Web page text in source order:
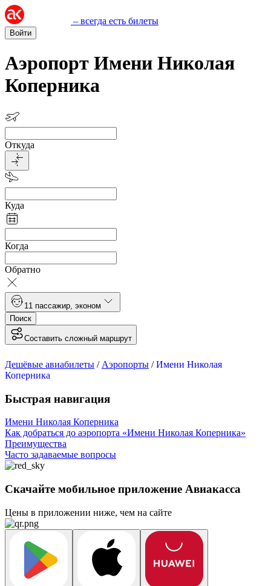
– всегда есть билеты
Войти
Аэропорт Имени Николая
Коперника
Откуда
Куда
Когда
Обратно
1 1 пассажир эконом
Поиск
Составить сложный маршрут
Дешёвые авиабилеты / Аэропорты /Имени Николая
Коперника
Быстрая навигация
Имени Николая Коперника
Как добраться до аэропорта «Имени Николая Коперника»
Преимущества
Часто задаваемые вопросы
Скачайте мобильное приложение Авиакасса
Цены в приложении ниже, чем на сайте